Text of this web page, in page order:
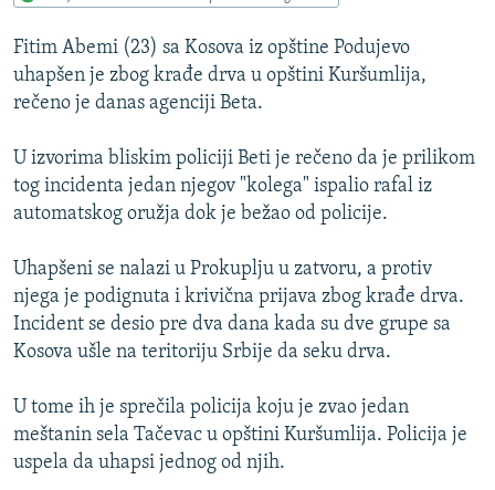
VIDEO
FOTOGALERIJE
INFOGRAFIKE
PODCASTI
RAT U UKRAJINI
KINA NA BALKANU
ISPRIČAJ MI
DNEVNO@RSE
VIŠE OD NASLOVA
GENOCID U SREBRENICI
TV LIBERTY
POST SCRIPTUM
PRATITE NAS
Sve RFE/RL stranice
Fitim Abemi (23) sa Kosova iz opštine Podujevo
uhapšen je zbog krađe drva u opštini Kuršumlija,
rečeno je danas agenciji Beta.
U izvorima bliskim policiji Beti je rečeno da je prilikom
tog incidenta jedan njegov "kolega" ispalio rafal iz
automatskog oružja dok je bežao od policije.
Uhapšeni se nalazi u Prokuplju u zatvoru, a protiv
njega je podignuta i krivična prijava zbog krađe drva.
Incident se desio pre dva dana kada su dve grupe sa
Kosova ušle na teritoriju Srbije da seku drva.
U tome ih je sprečila policija koju je zvao jedan
meštanin sela Tačevac u opštini Kuršumlija. Policija je
uspela da uhapsi jednog od njih.